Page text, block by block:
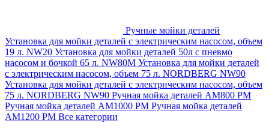
Ручные мойки деталей
Установка для мойки деталей с электрическим насосом, объем
19 л. NW20 Установка для мойки деталей 50л с пневмо
насосом и бочкой 65 л. NW80M Установка для мойки деталей
с электрическим насосом, объем 75 л. NORDBERG NW90
Установка для мойки деталей с электрическим насосом, объем
75 л. NORDBERG NW90 Ручная мойка деталей АМ800 РМ
Ручная мойка деталей АМ1000 РМ Ручная мойка деталей
АМ1200 РМ Все категории